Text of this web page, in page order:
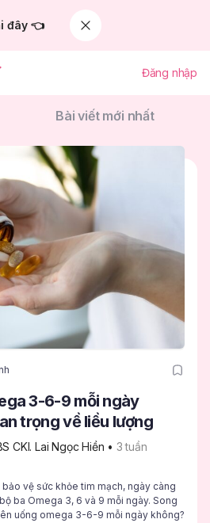
đây 👈
Đăng nhập
Bài viết mới nhất
3-6-9 mỗi ngày
trọng về liều lượng
CKI. Lai Ngọc Hiền • 3 tuần
vệ sức khỏe tim mạch, ngày càng
ba Omega 3, 6 và 9 mỗi ngày. Song
uống omega 3-6-9 mỗi ngày không?